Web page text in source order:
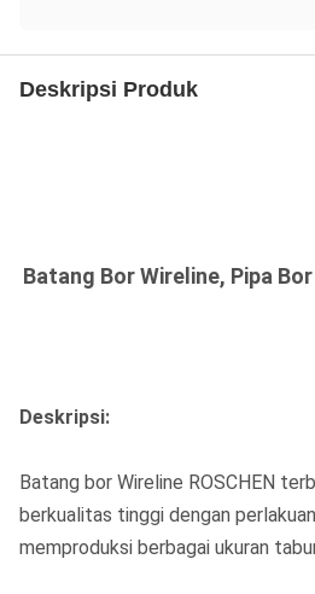
Deskripsi Produk
Batang Bor Wireline, Pipa
Deskripsi:
Batang bor Wireline ROSCHEN
berkualitas tinggi dengan
memproduksi berbagai ukuran